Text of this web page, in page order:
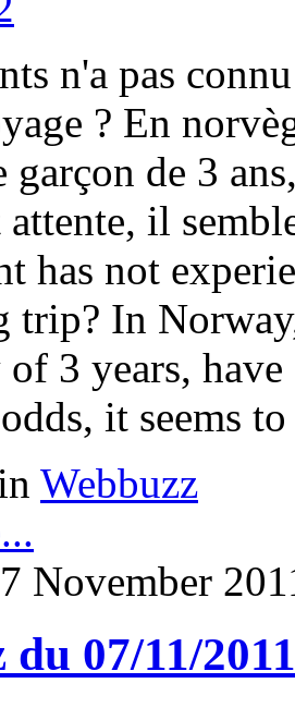
n'a pas
? En
garçon de 3
il
has not
trip? In
3 years,
it seems
Webbuzz
November
du 07/11/2011